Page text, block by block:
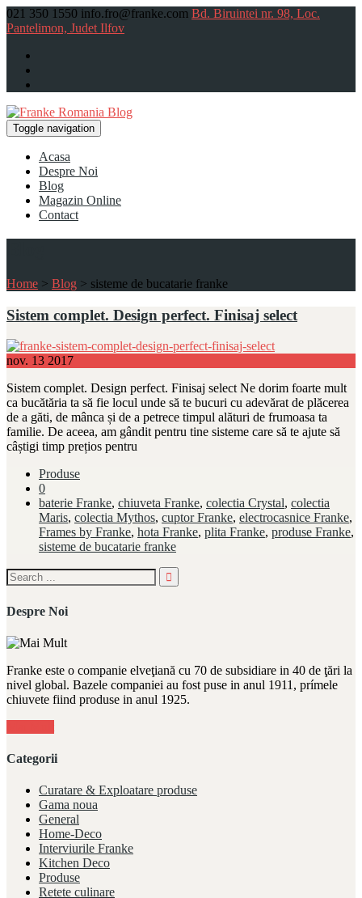
021 350 1550 info.fro@franke.com Bd. Biruintei nr. 98, Loc.
Pantelimon, Judet Ilfov
Toggle navigation
Acasa
Despre Noi
Blog
Magazin Online
Contact
Home > Blog > sisteme de bucatarie franke
Sistem complet. Design perfect. Finisaj select
nov. 13 2017
Sistem complet. Design perfect. Finisaj select Ne dorim foarte mult
ca bucătăria ta să fie locul unde să te bucuri cu adevărat de plăcerea
de a găti, de mânca și de a petrece timpul alături de frumoasa ta
familie. De aceea, am gândit pentru tine sisteme care să te ajute să
câștigi timp prețios pentru
Produse
0
baterie Franke, chiuveta Franke, colectia Crystal, colectia
Maris, colectia Mythos, cuptor Franke, electrocasnice Franke,
Frames by Franke, hota Franke, plita Franke, produse Franke,
sisteme de bucatarie franke
Despre Noi
Franke este o companie elveţiană cu 70 de subsidiare in 40 de ţări la
nivel global. Bazele companiei au fost puse in anul 1911, prímele
chiuvete fiind produse in anul 1925.
Categorii
Curatare & Exploatare produse
Gama noua
General
Home-Deco
Interviurile Franke
Kitchen Deco
Produse
Retete culinare